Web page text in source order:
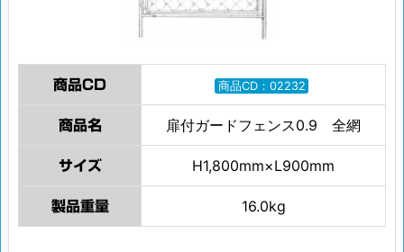
商品CD 商品CD：02232
商品名 扉付ガードフェンス0.9 全網
サイズ H1,800mm×L900mm
製品重量 16.0kg